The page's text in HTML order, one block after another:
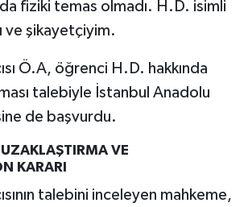
fiziki temas olmadı. H.D. isimli
ve şikayetçiyim.
Ö.A, öğrenci H.D. hakkında
talebiyle İstanbul Anadolu
de başvurdu.
VE
KARARI
talebini inceleyen mahkeme,